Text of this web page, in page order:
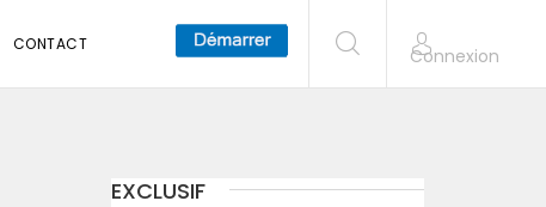
CONTACT
Connexion
EXCLUSIF